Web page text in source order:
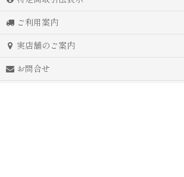
ご利用案内
実店舗のご案内
お問合せ